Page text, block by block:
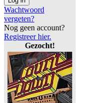
Wachtwoord
vergeten?
Nog geen account?
Registreer hier.
Gezocht!